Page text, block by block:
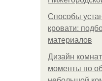
Способы
кровати:
материалов
Дизайн
моменты по